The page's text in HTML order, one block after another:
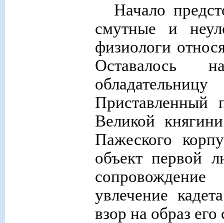
Начало
смутные и
физиологи
Оставалось
Приставленный
Великой
Пажеского
объект первой
увлечение
взор на образ